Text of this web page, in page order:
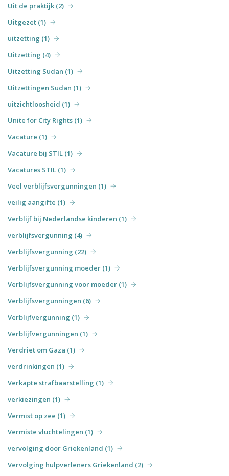
Uit de praktijk (2)
Uitgezet (1)
uitzetting (1)
Uitzetting (4)
Uitzetting Sudan (1)
Uitzettingen Sudan (1)
uitzichtloosheid (1)
Unite for City Rights (1)
Vacature (1)
Vacature bij STIL (1)
Vacatures STIL (1)
Veel verblijfsvergunningen (1)
veilig aangifte (1)
Verblijf bij Nederlandse kinderen (1)
verblijfsvergunning (4)
Verblijfsvergunning (22)
Verblijfsvergunning moeder (1)
Verblijfsvergunning voor moeder (1)
Verblijfsvergunningen (6)
Verblijfvergunning (1)
Verblijfvergunningen (1)
Verdriet om Gaza (1)
verdrinkingen (1)
Verkapte strafbaarstelling (1)
verkiezingen (1)
Vermist op zee (1)
Vermiste vluchtelingen (1)
vervolging door Griekenland (1)
Vervolging hulpverleners Griekenland (2)